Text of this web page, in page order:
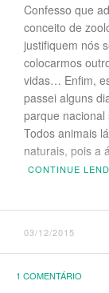
Confesso que
conceito de
justifiquem nós
colocarmos
vidas… Enfim,
passei alguns
parque
Todos animais
naturais, pois a
CONTINUE
03/12/2015
1 COMENTÁRIO